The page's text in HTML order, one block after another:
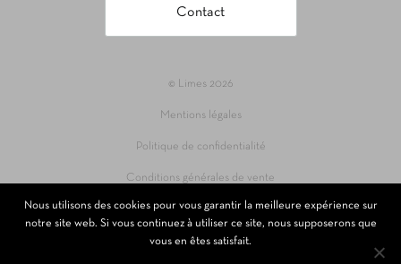
Contact
© Limes 2026
Mentions légales
Politique de confidentialité
Conditions générales de vente
Site réalisé par 69pixl agence web à Lyon
Nous utilisons des cookies pour vous garantir la meilleure expérience sur
notre site web. Si vous continuez à utiliser ce site, nous supposerons que
vous en êtes satisfait.